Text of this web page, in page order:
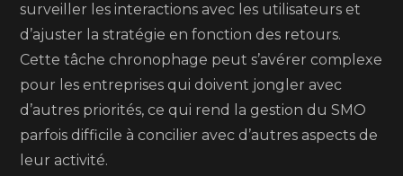
surveiller les interactions avec les utilisateurs et
d’ajuster la stratégie en fonction des retours.
Cette tâche chronophage peut s’avérer complexe
pour les entreprises qui doivent jongler avec
d’autres priorités, ce qui rend la gestion du SMO
parfois difficile à concilier avec d’autres aspects de
leur activité.